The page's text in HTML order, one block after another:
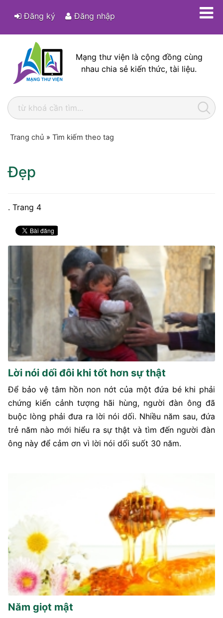
Đăng ký Đăng nhập
Mạng thư viện là cộng đồng cùng
nhau chia sẻ kiến thức, tài liệu.
Trang chủ » Tìm kiếm theo tag
Đẹp
. Trang 4
Lời nói dối đôi khi tốt hơn sự thật
Để bảo vệ tâm hồn non nớt của một đứa bé khi phải
chứng kiến cảnh tượng hãi hùng, người đàn ông đã
buộc lòng phải đưa ra lời nói dối. Nhiều năm sau, đứa
trẻ năm nào mới hiểu ra sự thật và tìm đến người đàn
ông này để cảm ơn vì lời nói dối suốt 30 năm.
Năm giọt mật